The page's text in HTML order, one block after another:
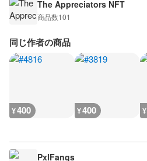
The Appreciators NFT
商品数101
同じ作者の商品
¥400 ¥400 ¥
PxlFangs